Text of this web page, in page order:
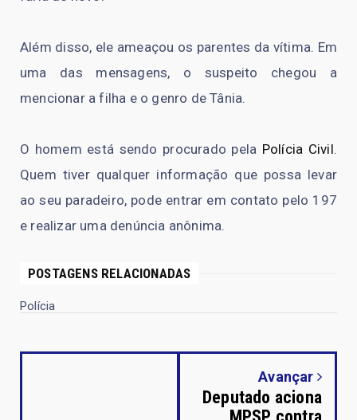
Além disso, ele ameaçou os parentes da vítima. Em
uma das mensagens, o suspeito chegou a
mencionar a filha e o genro de Tânia.
O homem está sendo procurado pela Polícia Civil.
Quem tiver qualquer informação que possa levar
ao seu paradeiro, pode entrar em contato pelo 197
e realizar uma denúncia anônima.
POSTAGENS RELACIONADAS
Polícia
Avançar
Deputado aciona